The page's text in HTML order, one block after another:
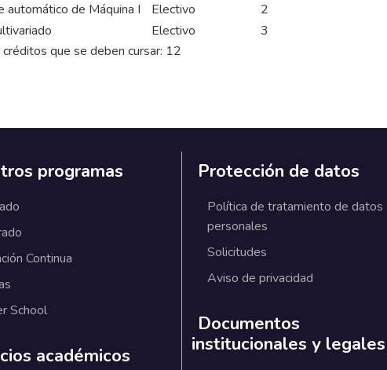
automático de Máquina I
Electivo 2
Electivo 3
que se deben cursar: 12
programas
Continua
School
académicos
Protección de datos
Política de tratamiento de datos
personales
Solicitudes
Aviso de privacidad
Documentos
institucionales y legales